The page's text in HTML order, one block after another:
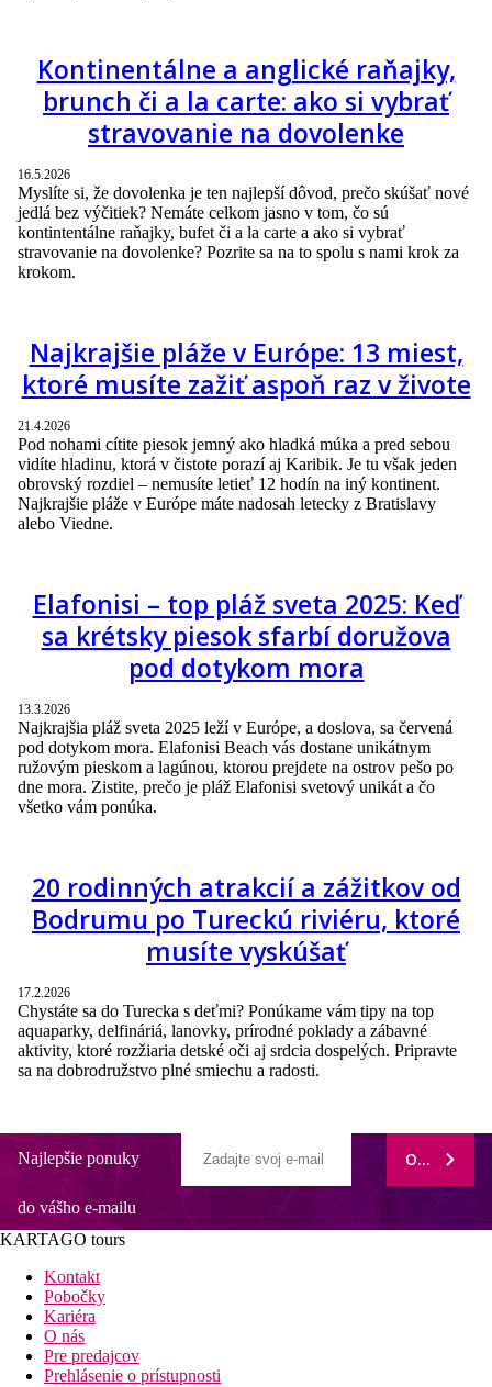
Kontinentálne a anglické raňajky,
brunch či a la carte: ako si vybrať
stravovanie na dovolenke
16.5.2026
Myslíte si, že dovolenka je ten najlepší dôvod, prečo skúšať nové
jedlá bez výčitiek? Nemáte celkom jasno v tom, čo sú
kontintentálne raňajky, bufet či a la carte a ako si vybrať
stravovanie na dovolenke? Pozrite sa na to spolu s nami krok za
krokom.
Najkrajšie pláže v Európe: 13 miest,
ktoré musíte zažiť aspoň raz v živote
21.4.2026
Pod nohami cítite piesok jemný ako hladká múka a pred sebou
vidíte hladinu, ktorá v čistote porazí aj Karibik. Je tu však jeden
obrovský rozdiel – nemusíte letieť 12 hodín na iný kontinent.
Najkrajšie pláže v Európe máte nadosah letecky z Bratislavy
alebo Viedne.
Elafonisi – top pláž sveta 2025: Keď
sa krétsky piesok sfarbí doružova
pod dotykom mora
13.3.2026
Najkrajšia pláž sveta 2025 leží v Európe, a doslova, sa červená
pod dotykom mora. Elafonisi Beach vás dostane unikátnym
ružovým pieskom a lagúnou, ktorou prejdete na ostrov pešo po
dne mora. Zistite, prečo je pláž Elafonisi svetový unikát a čo
všetko vám ponúka.
20 rodinných atrakcií a zážitkov od
Bodrumu po Tureckú riviéru, ktoré
musíte vyskúšať
17.2.2026
Chystáte sa do Turecka s deťmi? Ponúkame vám tipy na top
aquaparky, delfináriá, lanovky, prírodné poklady a zábavné
aktivity, ktoré rozžiaria detské oči aj srdcia dospelých. Pripravte
sa na dobrodružstvo plné smiechu a radosti.
Najlepšie ponuky
do vášho e-mailu
ODOBERAŤ
KARTAGO tours
Kontakt
Pobočky
Kariéra
O nás
Pre predajcov
Prehlásenie o prístupnosti